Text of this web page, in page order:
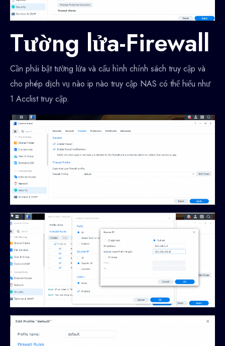
Tường lửa-Firewall
Cần phải bật tường lửa và cấu hình chính sách truy cập và
cho phép dịch vụ nào ip nào truy cập NAS có thể hiểu như
1 Acclist truy cập.